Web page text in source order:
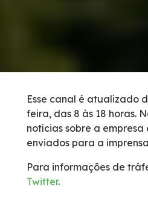
Política de Gestão
Ações Ambientais
Obras Acordo Leniência
Esse canal é atualizado
feira, das 8 às 18 horas.
notícias sobre a empresa
enviados para a
Para informações de
Twitter.